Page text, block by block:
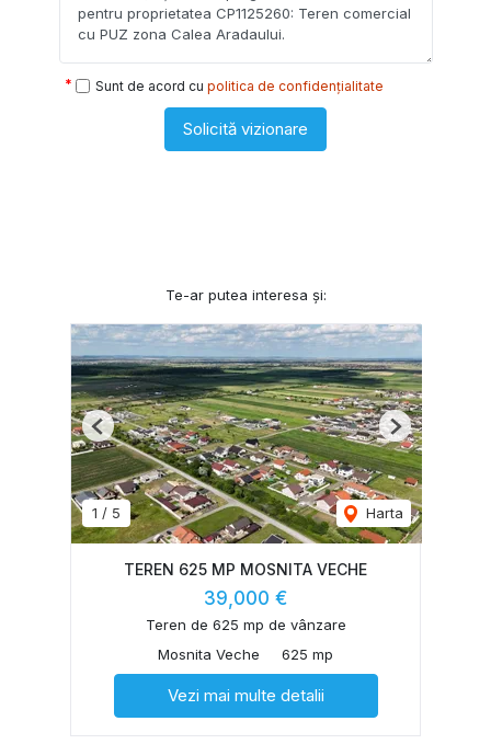
Sunt de acord cu politica de confidențialitate
Solicită vizionare
Te-ar putea interesa și:
1 / 5 Harta
Previous Next
TEREN 625 MP MOSNITA VECHE
39,000 €
Teren de 625 mp de vânzare
Mosnita Veche
625 mp
Vezi mai multe detalii